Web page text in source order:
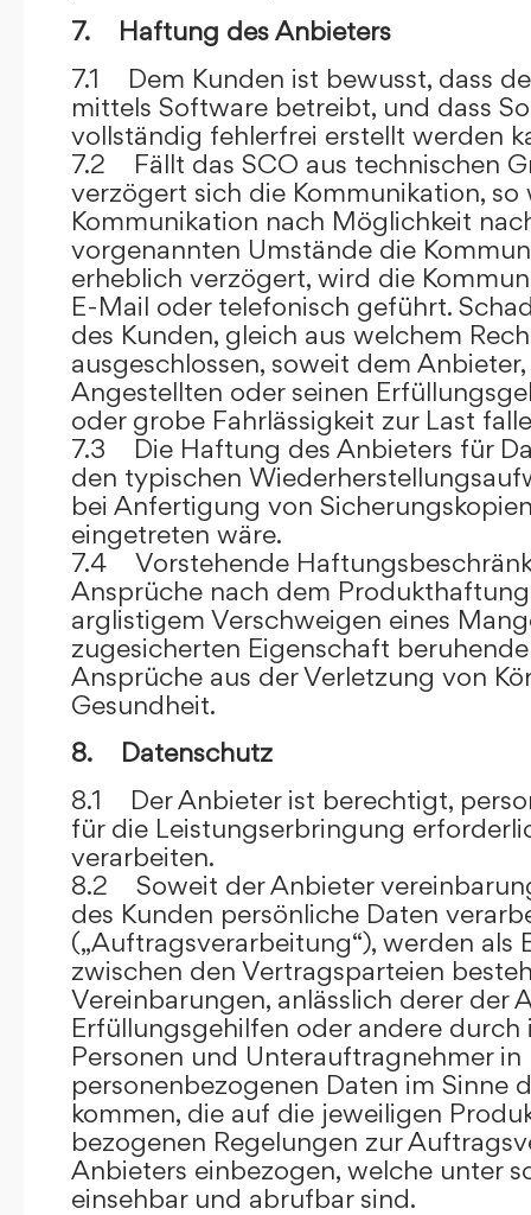
7. Haftung des Anbieters
7.1 Dem Kunden ist bewusst, dass
mittels Software betreibt, und dass
vollständig fehlerfrei erstellt werden
7.2 Fällt das SCO aus technischen
verzögert sich die Kommunikation, so
Kommunikation nach Möglichkeit
vorgenannten Umstände die
erheblich verzögert, wird die
E-Mail oder telefonisch geführt.
des Kunden, gleich aus welchem
ausgeschlossen, soweit dem
Angestellten oder seinen
oder grobe Fahrlässigkeit zur Last
7.3 Die Haftung des Anbieters für
den typischen
bei Anfertigung von
eingetreten wäre.
7.4 Vorstehende
Ansprüche nach dem
arglistigem Verschweigen eines
zugesicherten Eigenschaft
Ansprüche aus der Verletzung von
Gesundheit.
8. Datenschutz
8.1 Der Anbieter ist berechtigt,
für die Leistungserbringung
verarbeiten.
8.2 Soweit der Anbieter
des Kunden persönliche Daten
(„Auftragsverarbeitung“), werden als
zwischen den Vertragsparteien
Vereinbarungen, anlässlich derer der
Erfüllungsgehilfen oder andere
Personen und Unterauftragnehmer
personenbezogenen Daten im Sinne
kommen, die auf die jeweiligen
bezogenen Regelungen zur
Anbieters einbezogen, welche unter
einsehbar und abrufbar sind.